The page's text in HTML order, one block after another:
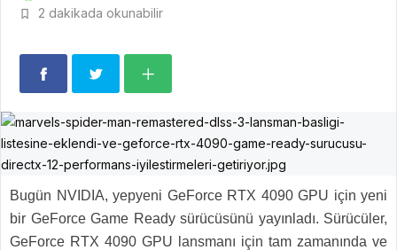
2 dakikada okunabilir
Bugün NVIDIA, yepyeni GeForce RTX 4090 GPU için yeni
bir GeForce Game Ready sürücüsünü yayınladı. Sürücüler,
GeForce RTX 4090 GPU lansmanı için tam zamanında ve